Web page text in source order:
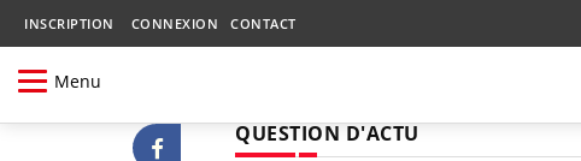
INSCRIPTION CONNEXION CONTACT
Menu
QUESTION D'ACTU